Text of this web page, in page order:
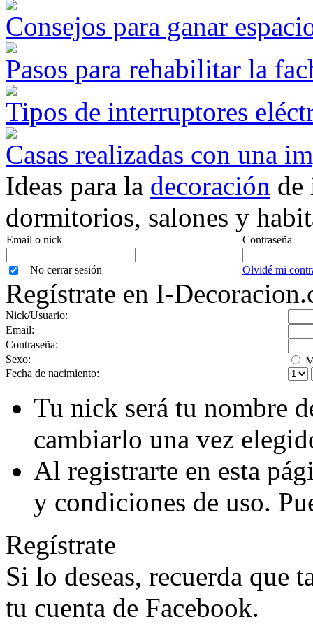
Consejos para ganar
Pasos para rehabilitar la
Tipos de interruptores
Casas realizadas con una
Ideas para la decoración de
dormitorios, salones y
Email o nick Contraseña
No cerrar sesión Olvidé mi
Regístrate en I-
Nick/Usuario:
Email:
Contraseña:
Sexo:
Fecha de nacimiento:
Tu nick será tu nombre
cambiarlo una vez
Al registrarte en esta
y condiciones de uso.
Regístrate
Si lo deseas, recuerda que
tu cuenta de Facebook.